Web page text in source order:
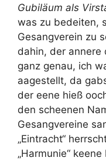
Gubiläum als
was zu bedeiten,
Gesangverein zu
dahin, der annere
ganz genau, ich
aagestellt, da
der eene hieß
den scheenen
Gesangvereine
„Eintracht“
„Harmunie“